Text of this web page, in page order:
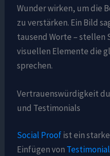
Wunder wirken, um die
zu verstärken. Ein Bild
tausend Worte – stellen
visuellen Elemente die
sprechen.
Vertrauenswürdigkeit
und Testimonials
Social Proofist ein
Einfügen von